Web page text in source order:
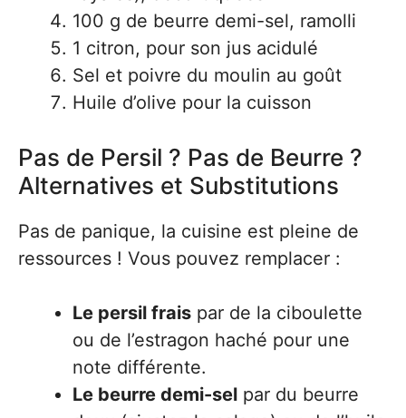
100 g de beurre demi-sel, ramolli
1 citron, pour son jus acidulé
Sel et poivre du moulin au goût
Huile d’olive pour la cuisson
Pas de Persil ? Pas de Beurre ?
Alternatives et Substitutions
Pas de panique, la cuisine est pleine de
ressources ! Vous pouvez remplacer :
Le persil frais par de la ciboulette
ou de l’estragon haché pour une
note différente.
Le beurre demi-sel par du beurre